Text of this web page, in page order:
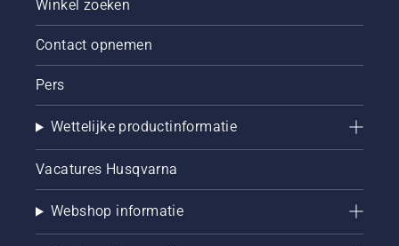
Winkel zoeken
Contact opnemen
Pers
Wettelijke productinformatie
Vacatures Husqvarna
Webshop informatie